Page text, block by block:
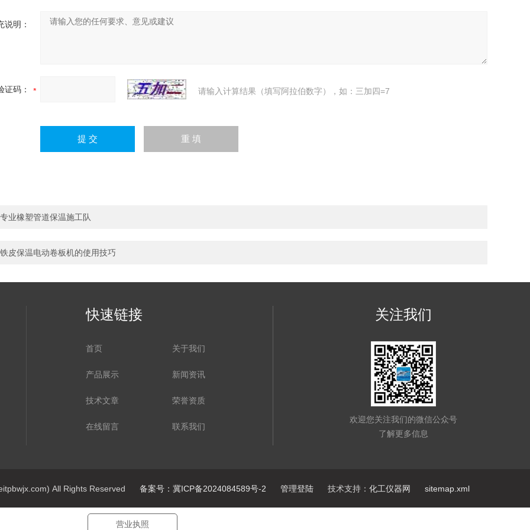
说明：
证码： 请输入计算结果（填写阿拉伯数字），如：三加四=7
专业橡塑管道保温施工队
铁皮保温电动卷板机的使用技巧
快速链接
首页 关于我们
产品展示 新闻资讯
技术文章 荣誉资质
在线留言 联系我们
关注我们
欢迎您关注我们的微信公众号
了解更多信息
All Rights Reserved 备案号：冀ICP备2024084589号-2 管理登陆 技术支持： 化工仪器网 sitemap.xml
营业执照